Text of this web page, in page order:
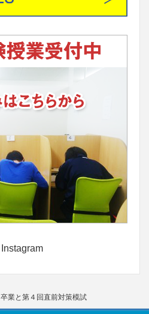
Instagram
卒業と第４回直前対策模試